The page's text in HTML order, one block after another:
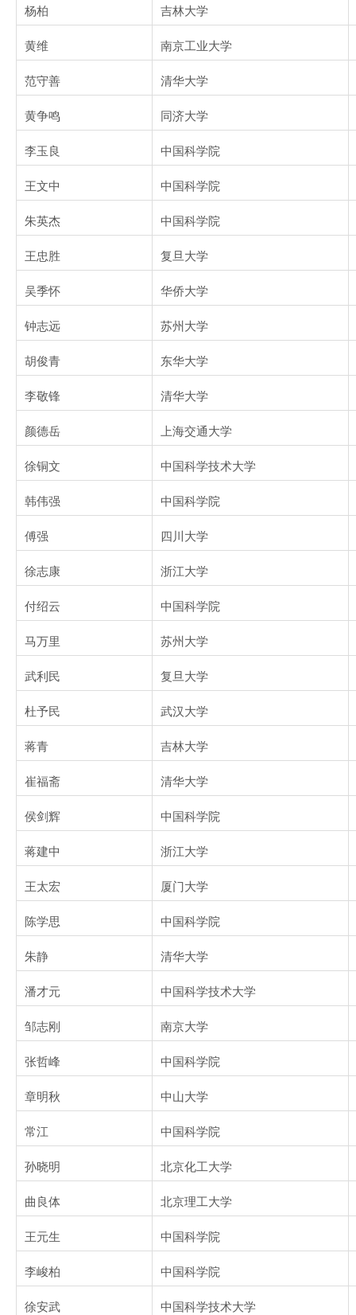
杨柏 吉林大学
黄维 南京工业大学
范守善 清华大学
黄争鸣 同济大学
李玉良 中国科学院
王文中 中国科学院
朱英杰 中国科学院
王忠胜 复旦大学
吴季怀 华侨大学
钟志远 苏州大学
胡俊青 东华大学
李敬锋 清华大学
颜德岳 上海交通大学
徐铜文 中国科学技术大学
韩伟强 中国科学院
傅强 四川大学
徐志康 浙江大学
付绍云 中国科学院
马万里 苏州大学
武利民 复旦大学
杜予民 武汉大学
蒋青 吉林大学
崔福斋 清华大学
侯剑辉 中国科学院
蒋建中 浙江大学
王太宏 厦门大学
陈学思 中国科学院
朱静 清华大学
潘才元 中国科学技术大学
邹志刚 南京大学
张哲峰 中国科学院
章明秋 中山大学
常江 中国科学院
孙晓明 北京化工大学
曲良体 北京理工大学
王元生 中国科学院
李峻柏 中国科学院
徐安武 中国科学技术大学